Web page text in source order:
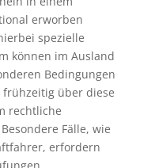
erworben
spezielle
können im Ausland
Bedingungen
frühzeitig über diese
rechtliche
Fälle, wie
erfordern